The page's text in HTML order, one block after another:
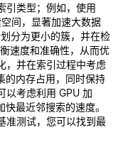
引类型；例如，使用
间，显著加速大数据
分为更小的簇，并在检
速度和准确性，从而优
，并在索引过程中考虑
的内存占用，同时保持
以考虑利用 GPU 加
最近邻搜索的速度。
准测试，您可以找到最